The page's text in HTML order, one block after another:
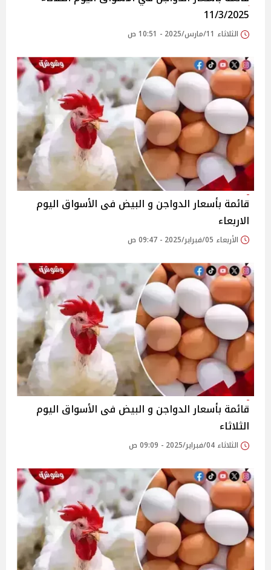
11/3/2025
الثلاثاء 11/مارس/2025 - 10:51 ص
قائمة بأسعار الدواجن و البيض فى الأسواق اليوم
الاربعاء
الأربعاء 05/فبراير/2025 - 09:47 ص
قائمة بأسعار الدواجن و البيض فى الأسواق اليوم
الثلاثاء
الثلاثاء 04/فبراير/2025 - 09:09 ص